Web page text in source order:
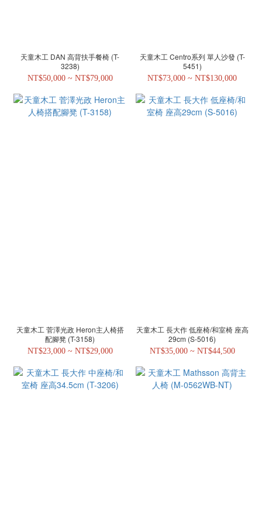
天童木工 DAN 高背扶手餐椅 (T-
3238)
NT$50,000 ~ NT$79,000
天童木工 Centro系列 單人沙發 (T-
5451)
NT$73,000 ~ NT$130,000
天童木工 菅澤光政 Heron主人椅搭
配腳凳 (T-3158)
NT$23,000 ~ NT$29,000
天童木工 長大作 低座椅/和室椅 座高
29cm (S-5016)
NT$35,000 ~ NT$44,500